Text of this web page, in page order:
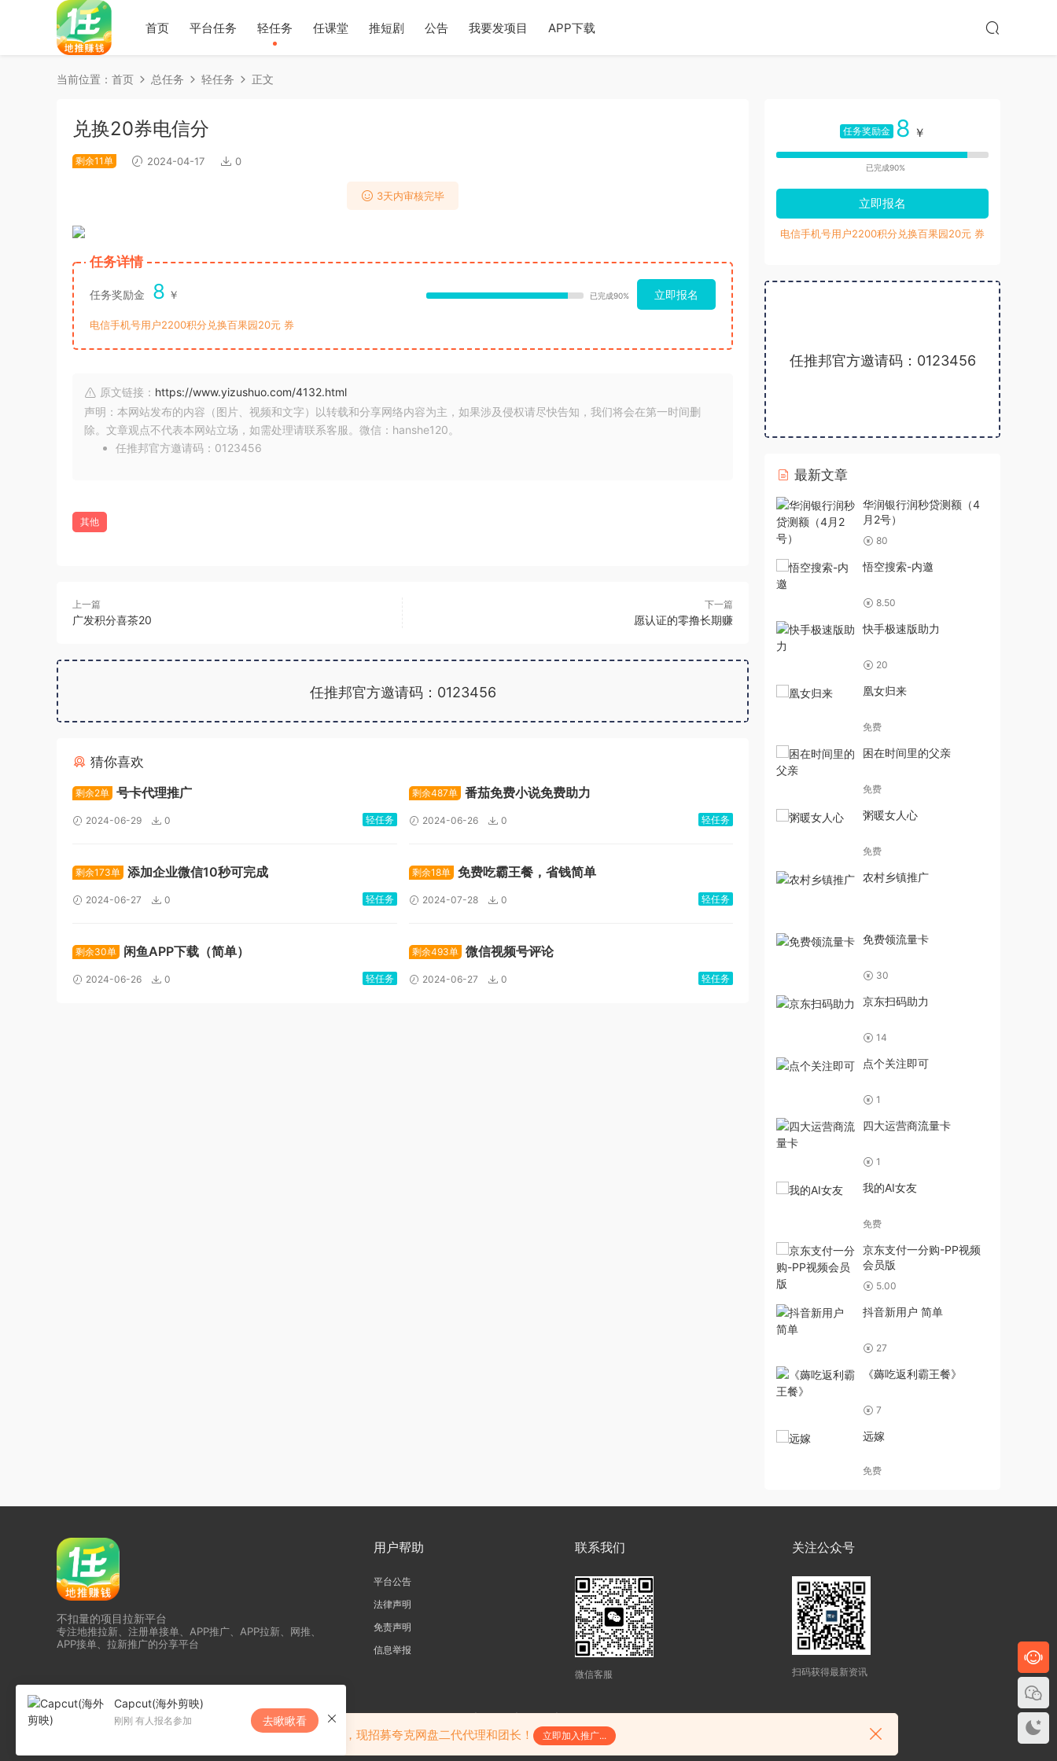
首页 平台任务 轻任务 任课堂 推短剧 公告 我要发项目 APP下载
当前位置： 首页 总任务 轻任务 正文
兑换20券电信分
剩余11单 2024-04-17 0
3天内审核完毕
任务详情
任务奖励金 8 ￥ 已完成90% 立即报名
电信手机号用户2200积分兑换百果园20元 券
原文链接： https://www.yizushuo.com/4132.html
声明：本网站发布的内容（图片、视频和文字）以转载和分享网络内容为主，如果涉及侵权请尽快告知，我们将会在第一时间删
除。文章观点不代表本网站立场，如需处理请联系客服。微信：hanshe120。
任推邦官方邀请码：0123456
其他
上一篇
广发积分喜茶20
下一篇
愿认证的零撸长期赚
任推邦官方邀请码：0123456
猜你喜欢
剩余2单 号卡代理推广
2024-06-29 0 轻任务
剩余487单 番茄免费小说免费助力
2024-06-26 0 轻任务
剩余173单 添加企业微信10秒可完成
2024-06-27 0 轻任务
剩余18单 免费吃霸王餐，省钱简单
2024-07-28 0 轻任务
剩余30单 闲鱼APP下载（简单）
2024-06-26 0 轻任务
剩余493单 微信视频号评论
2024-06-27 0 轻任务
任务奖励金 8 ￥
已完成90%
立即报名
电信手机号用户2200积分兑换百果园20元 券
任推邦官方邀请码：0123456
最新文章
华润银行润秒贷测额（4
月2号）
80
悟空搜索-内邀
8.50
快手极速版助力
20
凰女归来
免费
困在时间里的父亲
免费
粥暖女人心
免费
农村乡镇推广
免费领流量卡
30
京东扫码助力
14
点个关注即可
1
四大运营商流量卡
1
我的AI女友
免费
京东支付一分购-PP视频
会员版
5.00
抖音新用户 简单
27
《薅吃返利霸王餐》
7
远嫁
免费
不扣量的项目拉新平台
专注地推拉新、注册单接单、APP推广、APP拉新、网推、
APP接单、拉新推广的分享平台
用户帮助
平台公告
法律声明
免责声明
信息举报
联系我们
微信客服
关注公众号
扫码获得最新资讯
陕公网安备61052302000242号
Capcut(海外剪映)
刚刚 有人报名参加 去瞅瞅看
恭喜任推邦升级为夸克核代，现招募夸克网盘二代代理和团长！ 立即加入推广...